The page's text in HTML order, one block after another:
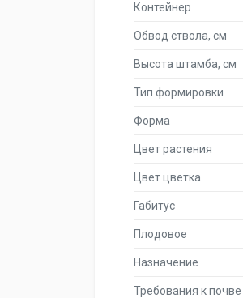
Контейнер
Обвод ствола, см
Высота штамба, см
Тип формировки
Форма
Цвет растения
Цвет цветка
Габитус
Плодовое
Назначение
Требования к почве